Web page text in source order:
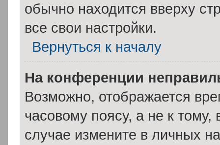
обычно находится вверху
все свои настройки.
Вернуться к началу
На конференции
Возможно, отображается
часовому поясу, а не к
случае измените в личных